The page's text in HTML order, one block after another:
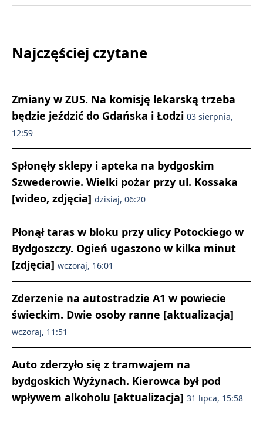
Najczęściej czytane
Zmiany w ZUS. Na komisję lekarską trzeba
będzie jeździć do Gdańska i Łodzi 03 sierpnia,
12:59
Spłonęły sklepy i apteka na bydgoskim
Szwederowie. Wielki pożar przy ul. Kossaka
[wideo, zdjęcia] dzisiaj, 06:20
Płonął taras w bloku przy ulicy Potockiego w
Bydgoszczy. Ogień ugaszono w kilka minut
[zdjęcia] wczoraj, 16:01
Zderzenie na autostradzie A1 w powiecie
świeckim. Dwie osoby ranne [aktualizacja]
wczoraj, 11:51
Auto zderzyło się z tramwajem na
bydgoskich Wyżynach. Kierowca był pod
wpływem alkoholu [aktualizacja] 31 lipca, 15:58